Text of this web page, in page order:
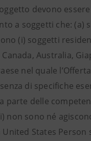
devono
a soggetti che: (a)
(i) soggetti
Canada, Australia,
nel quale
di specifiche
parte delle
non sono né
States Person